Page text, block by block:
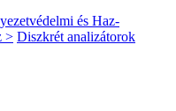
és Haz-
> Diszkrét analizátorok